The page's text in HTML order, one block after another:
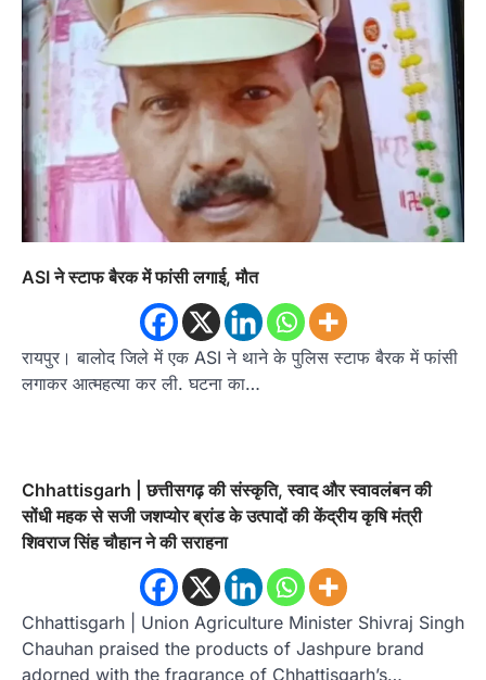
ASI ने स्टाफ बैरक में फांसी लगाई, मौत
रायपुर। बालोद जिले में एक ASI ने थाने के पुलिस स्टाफ बैरक में फांसी
लगाकर आत्महत्या कर ली. घटना का…
Chhattisgarh | छत्तीसगढ़ की संस्कृति, स्वाद और स्वावलंबन की
सोंधी महक से सजी जशप्योर ब्रांड के उत्पादों की केंद्रीय कृषि मंत्री
शिवराज सिंह चौहान ने की सराहना
Chhattisgarh | Union Agriculture Minister Shivraj Singh
Chauhan praised the products of Jashpure brand
adorned with the fragrance of Chhattisgarh’s…